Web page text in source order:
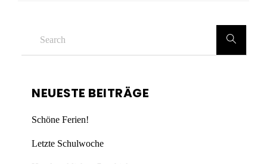
NEUESTE BEITRÄGE
Schöne Ferien!
Letzte Schulwoche